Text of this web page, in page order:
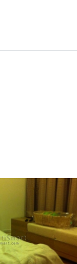
Add comparative units
Number 3